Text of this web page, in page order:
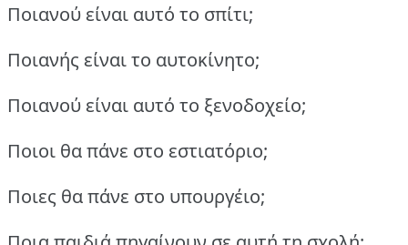
Ποιανού είναι αυτό το σπίτι;
Ποιανής είναι το αυτοκίνητο;
Ποιανού είναι αυτό το ξενοδοχείο;
Ποιοι θα πάνε στο εστιατόριο;
Ποιες θα πάνε στο υπουργέιο;